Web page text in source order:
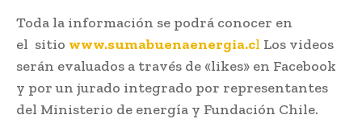
Toda la información se podrá conocer en
el sitio www.sumabuenaenergia.cl Los videos
serán evaluados a través de «likes» en Facebook
y por un jurado integrado por representantes
del Ministerio de energía y Fundación Chile.